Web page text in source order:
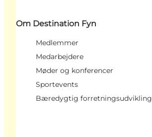
Om Destination Fyn
Medlemmer
Medarbejdere
Møder og konferencer
Sportevents
Bæredygtig forretningsudvikling